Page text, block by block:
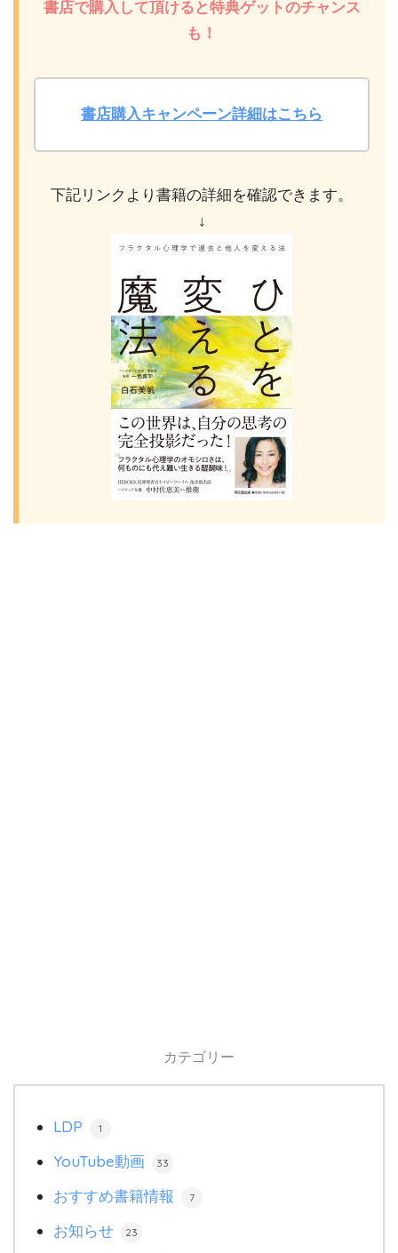
書店で購入して頂けると特典ゲットのチャンス
も！
書店購入キャンペーン詳細はこちら
下記リンクより書籍の詳細を確認できます。
↓
カテゴリー
LDP 1
YouTube動画 33
おすすめ書籍情報 7
お知らせ 23